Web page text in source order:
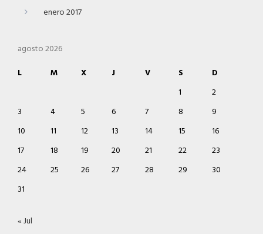
enero 2017
agosto 2026
L
M X J V S
D
1
2
3
4 5 6 7 8
9
10
11 12 13 14 15
16
17
18 19 20 21 22
23
24
25 26 27 28 29
30
31
« Jul